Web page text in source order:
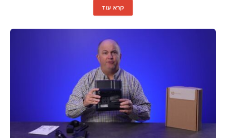
קרא עוד